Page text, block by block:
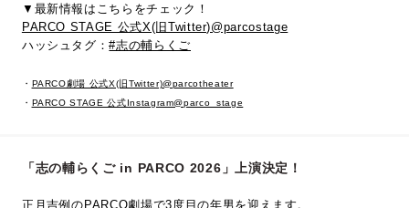
▼最新情報はこちらをチェック！
PARCO STAGE 公式X(旧Twitter)@parcostage
ハッシュタグ：#志の輔らくご
・ PARCO劇場 公式X(旧Twitter)@parcotheater
・ PARCO STAGE 公式Instagram@parco_stage
「志の輔らくご in PARCO 2026」上演決定！
正月吉例のPARCO劇場で3度目の年男を迎えます。